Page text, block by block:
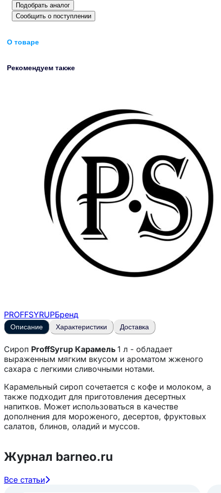
Подобрать аналог
Сообщить о поступлении
О товаре
Рекомендуем также
PROFFSYRUPБренд
Описание Характеристики Доставка
Сироп ProffSyrup Карамель 1 л - обладает
выраженным мягким вкусом и ароматом жженого
сахара с легкими сливочными нотами.
Карамельный сироп сочетается с кофе и молоком, а
также подходит для приготовления десертных
напитков. Может использоваться в качестве
дополнения для мороженого, десертов, фруктовых
салатов, блинов, оладий и муссов.
Журнал barneo.ru
Все статьи